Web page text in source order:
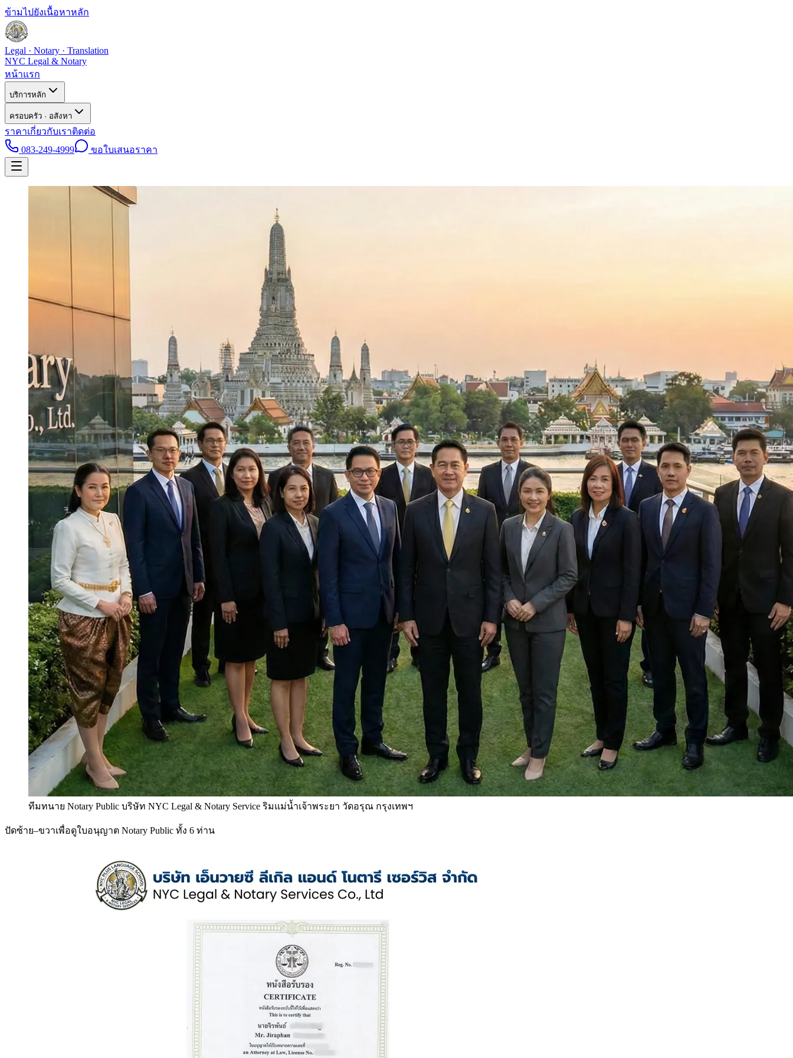
ข้ามไปยังเนื้อหาหลัก
Legal · Notary · Translation
NYC Legal & Notary
หน้าแรก
บริการหลัก
ครอบครัว · อสังหา
ราคาเกี่ยวกับเราติดต่อ
083-249-4999
ขอใบเสนอราคา
ทีมทนาย Notary Public บริษัท NYC Legal & Notary Service ริมแม่น้ำเจ้าพระยา วัดอรุณ กรุงเทพฯ
ปัดซ้าย–ขวาเพื่อดูใบอนุญาต Notary Public ทั้ง 6 ท่าน